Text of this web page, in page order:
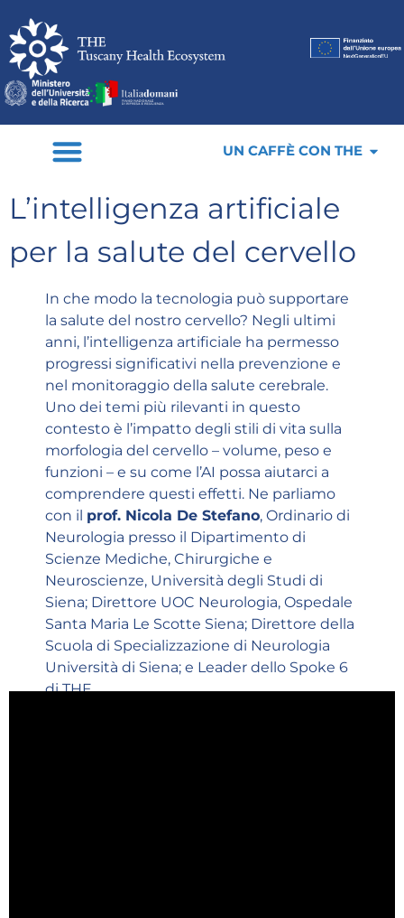
UN CAFFÈ CON THE
L’intelligenza artificiale
per la salute del cervello
In che modo la tecnologia può supportare
la salute del nostro cervello? Negli ultimi
anni, l’intelligenza artificiale ha permesso
progressi significativi nella prevenzione e
nel monitoraggio della salute cerebrale.
Uno dei temi più rilevanti in questo
contesto è l’impatto degli stili di vita sulla
morfologia del cervello – volume, peso e
funzioni – e su come l’AI possa aiutarci a
comprendere questi effetti. Ne parliamo
con il prof. Nicola De Stefano, Ordinario di
Neurologia presso il Dipartimento di
Scienze Mediche, Chirurgiche e
Neuroscienze, Università degli Studi di
Siena; Direttore UOC Neurologia, Ospedale
Santa Maria Le Scotte Siena; Direttore della
Scuola di Specializzazione di Neurologia
Università di Siena; e Leader dello Spoke 6
di THE.